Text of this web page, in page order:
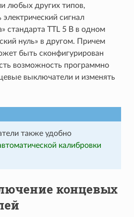
любых других типов,
сигнал
стандарта TTL 5 В в одном
нуль» в другом. Причем
быть сконфигурирован
возможность программно
выключатели и изменять
также удобно
калибровки
концевых